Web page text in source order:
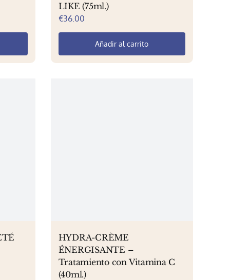
LIKE (75ml.)
€36.00
Añadir al carrito
HYDRA-CRÈME
ÉNERGISANTE –
Tratamiento con Vitamina C
(40ml.)